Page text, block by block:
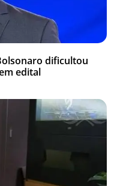
dificultou
edital